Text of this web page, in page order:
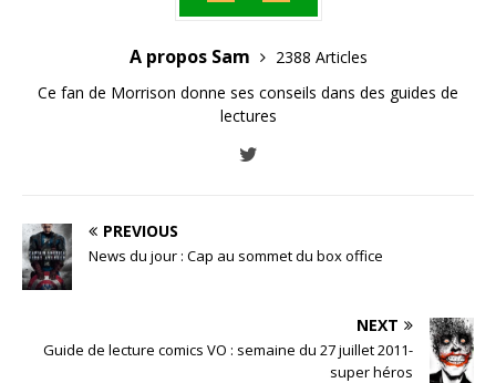
A propos Sam
2388 Articles
Ce fan de Morrison donne ses conseils dans des guides de
lectures
PREVIOUS
News du jour : Cap au sommet du box office
NEXT
Guide de lecture comics VO : semaine du 27 juillet 2011-
super héros